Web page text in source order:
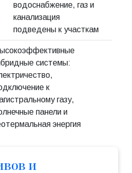
водоснабжение, газ и
канализация
подведены к участкам
системы:
к
газу,
панели и
энергия
и